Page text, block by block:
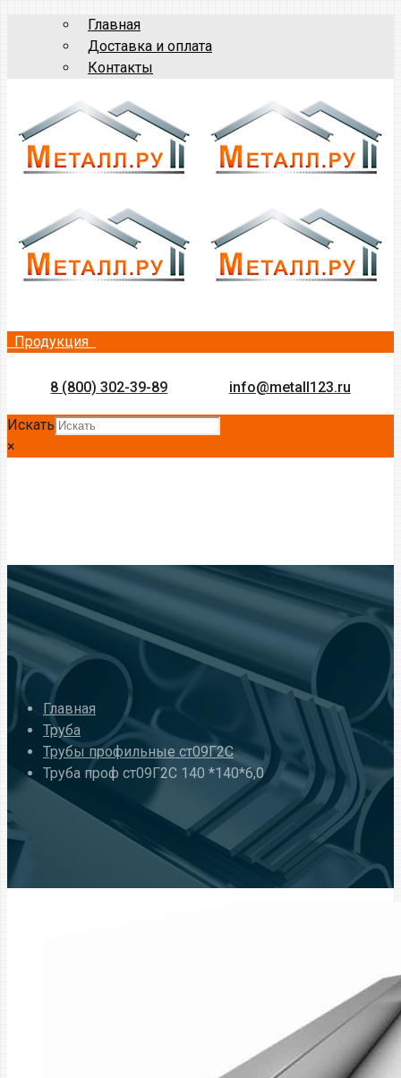
Главная
Доставка и оплата
Контакты
Продукция
8 (800) 302-39-89 info@metall123.ru
Искать
×
Главная
Труба
Трубы профильные ст09Г2С
Труба проф ст09Г2С 140 *140*6,0